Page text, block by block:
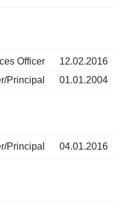
Officer
12.02.2016
Principal
01.01.2004
Principal 04.01.2016